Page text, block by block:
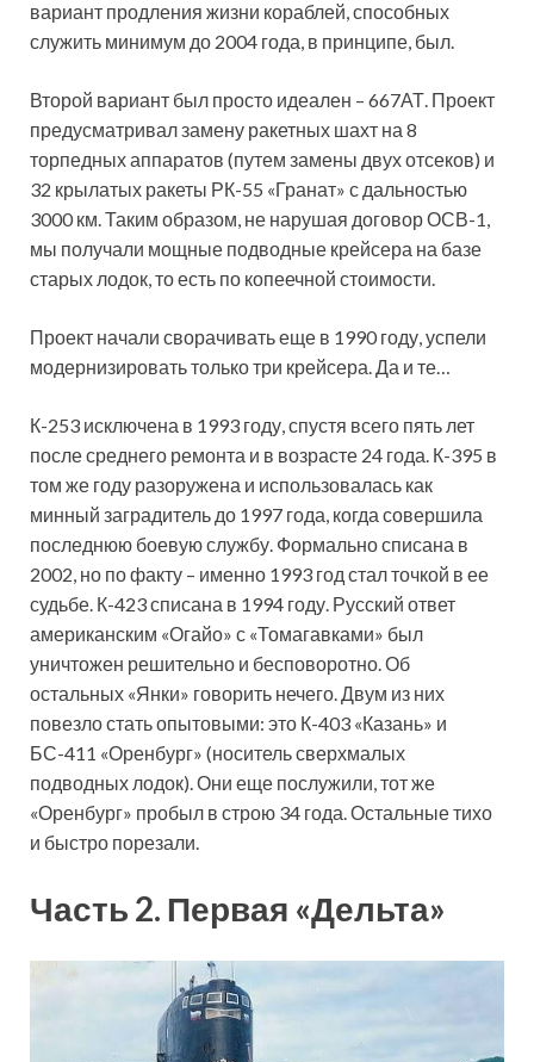
вариант продления жизни кораблей, способных
служить минимум до 2004 года, в принципе, был.
Второй вариант был просто идеален – 667АТ. Проект
предусматривал замену ракетных шахт на 8
торпедных аппаратов (путем замены двух отсеков) и
32 крылатых ракеты РК-55 «Гранат» с дальностью
3000 км. Таким образом, не нарушая договор ОСВ-1,
мы получали мощные подводные крейсера на базе
старых лодок, то есть по копеечной стоимости.
Проект начали сворачивать еще в 1990 году, успели
модернизировать только три крейсера. Да и те…
К-253 исключена в 1993 году, спустя всего пять лет
после среднего ремонта и в возрасте 24 года. К-395 в
том же году разоружена и использовалась как
минный заградитель до 1997 года, когда совершила
последнюю боевую службу. Формально списана в
2002, но по факту – именно 1993 год стал точкой в ее
судьбе. К-423 списана в 1994 году. Русский ответ
американским «Огайо» с «Томагавками» был
уничтожен решительно и бесповоротно. Об
остальных «Янки» говорить нечего. Двум из них
повезло стать опытовыми: это К-403 «Казань» и
БС-411 «Оренбург» (носитель сверхмалых
подводных лодок). Они еще послужили, тот же
«Оренбург» пробыл в строю 34 года. Остальные тихо
и быстро порезали.
Часть 2. Первая «Дельта»